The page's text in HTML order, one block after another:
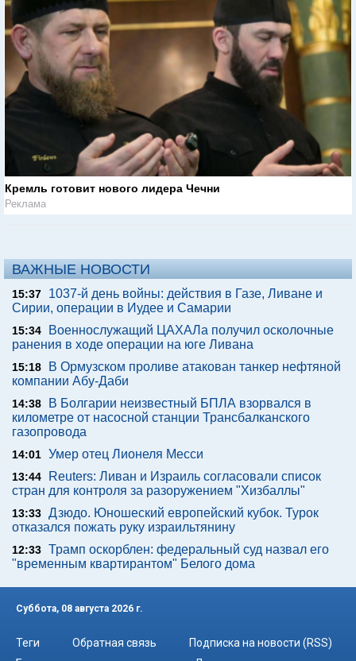
Кремль готовит нового лидера Чечни
Реклама
ВАЖНЫЕ НОВОСТИ
15:37
1037-й день войны: действия в Газе, Ливане и
Сирии, операции в Иудее и Самарии
15:34
Военнослужащий ЦАХАЛа получил осколочные
ранения в ходе операции на юге Ливана
15:18
В Ормузском проливе атакован танкер нефтяной
компании Абу-Даби
14:38
В Болгарии неизвестный БПЛА взорвался в
километре от насосной станции Трансбалканского
газопровода
14:01 Умер отец Лионеля Месси
13:44
Reuters: Ливан и Израиль согласовали список
стран для контроля за разоружением "Хизбаллы"
13:33 Дзюдо. Юношеский европейский кубок. Турок
отказался пожать руку израильтянину
12:33 Трамп оскорблен: федеральный суд назвал его
"временным квартирантом" Белого дома
Суббота, 08 августа 2026 г.
Теги Обратная связь
Подписка на новости (RSS)